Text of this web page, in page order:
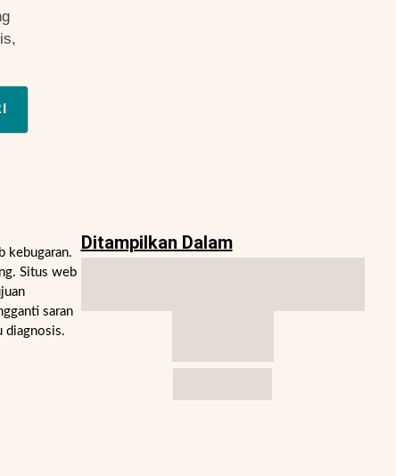
kebugaran.
Situs web
saran
diagnosis.
Ditampilkan Dalam